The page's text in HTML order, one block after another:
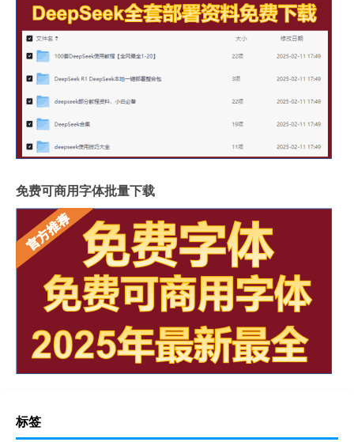
免费可商用字体批量下载
标签